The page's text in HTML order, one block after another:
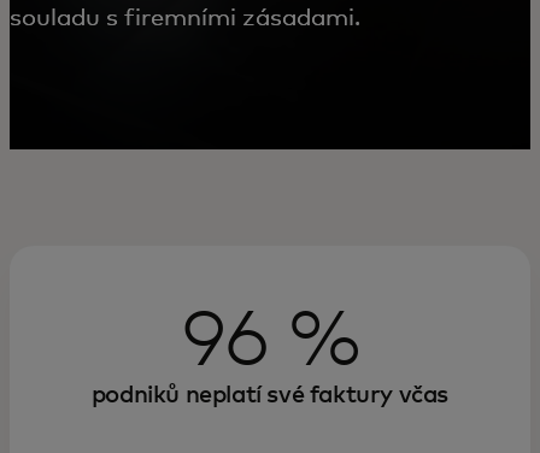
souladu s firemními zásadami.
96 %
podniků neplatí své faktury včas